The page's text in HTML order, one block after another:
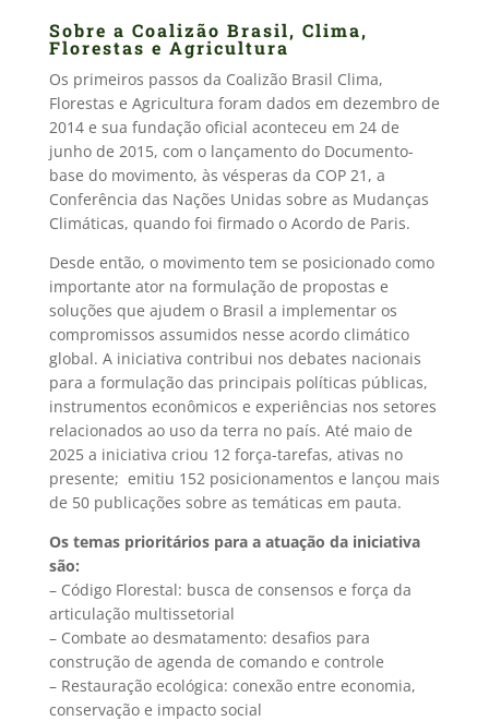
Sobre a Coalizão Brasil, Clima,
Florestas e Agricultura
Os primeiros passos da Coalizão Brasil Clima,
Florestas e Agricultura foram dados em dezembro de
2014 e sua fundação oficial aconteceu em 24 de
junho de 2015, com o lançamento do Documento-
base do movimento, às vésperas da COP 21, a
Conferência das Nações Unidas sobre as Mudanças
Climáticas, quando foi firmado o Acordo de Paris.
Desde então, o movimento tem se posicionado como
importante ator na formulação de propostas e
soluções que ajudem o Brasil a implementar os
compromissos assumidos nesse acordo climático
global. A iniciativa contribui nos debates nacionais
para a formulação das principais políticas públicas,
instrumentos econômicos e experiências nos setores
relacionados ao uso da terra no país. Até maio de
2025 a iniciativa criou 12 força-tarefas, ativas no
presente; emitiu 152 posicionamentos e lançou mais
de 50 publicações sobre as temáticas em pauta.
Os temas prioritários para a atuação da iniciativa
são:
– Código Florestal: busca de consensos e força da
articulação multissetorial
– Combate ao desmatamento: desafios para
construção de agenda de comando e controle
– Restauração ecológica: conexão entre economia,
conservação e impacto social